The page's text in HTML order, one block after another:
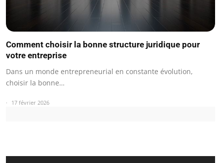
Comment choisir la bonne structure juridique pour
votre entreprise
Dans un monde entrepreneurial en constante évolution,
choisir la bonne…
17 février 2026